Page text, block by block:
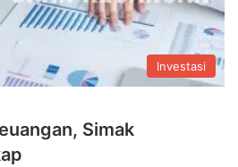
Investasi
Simak